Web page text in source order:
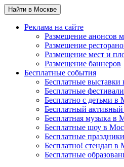
Найти в Москве
Реклама на сайте
Размещение анонсов
Размещение
Размещение мест и
Размещение баннеров
Бесплатные события
Бесплатные выставки
Бесплатные
Бесплатно с детьми в
Бесплатный
Бесплатная музыка в
Бесплатные шоу в
Бесплатные
Бесплатно! стендап в
Бесплатные